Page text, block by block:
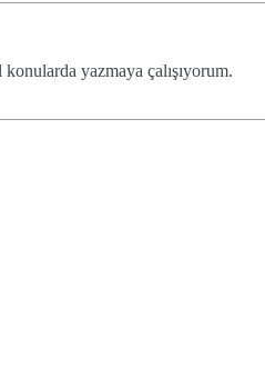
yazmaya çalışıyorum.